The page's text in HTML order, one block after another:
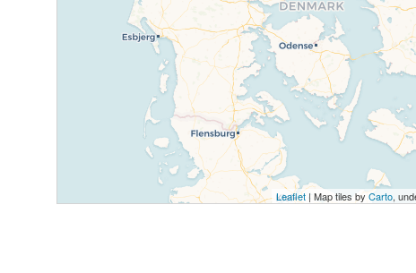
Leaflet | Map tiles byCarto,